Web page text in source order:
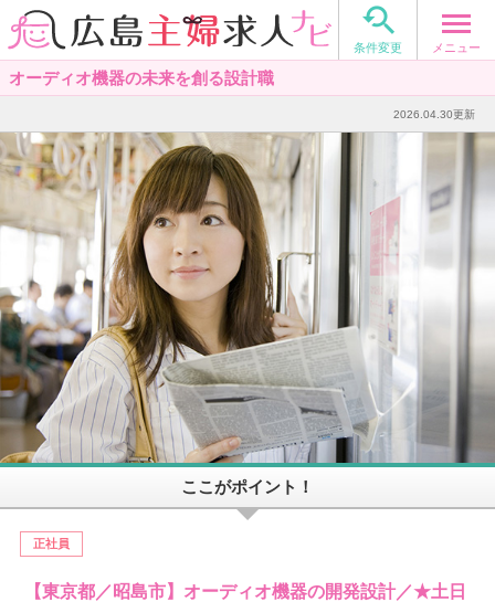

条件変更 メニュー
オーディオ機器の未来を創る設計職
2026.04.30更新
ここがポイント！
正社員
【東京都／昭島市】オーディオ機器の開発設計／★土日